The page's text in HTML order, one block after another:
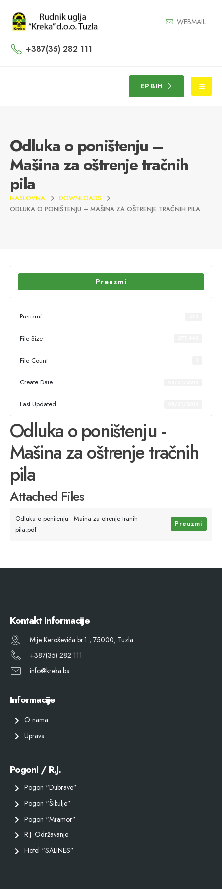
WEBMAIL
+387(35) 282 111
EP BIH
Odluka o poništenju –
Mašina za oštrenje tračnih
pila
NASLOVNA
DOWNLOADS
ODLUKA O PONIŠTENJU – MAŠINA ZA OŠTRENJE TRAČNIH PILA
Preuzmi
Preuzmi
File Size
File Count
Create Date
Last Updated
Odluka o poništenju -
Mašina za oštrenje tračnih
pila
Attached Files
Odluka o ponitenju - Maina za otrenje tranih
pila.pdf
Preuzmi
Kontakt informacije
Mije Keroševića br.1 , 75000, Tuzla
+387(35) 282 111
info@kreka.ba
Informacije
O nama
Uprava
Pogoni / R.J.
Pogon “Dubrave”
Pogon “Šikulje”
Pogon “Mramor”
R.J. Održavanje
Hotel “SALINES”